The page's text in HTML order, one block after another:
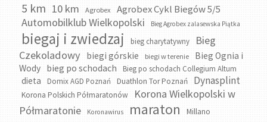
5 km 10 km Agrobex Agrobex Cykl Biegów 5/5
Automobilklub Wielkopolski Bieg Agrobex zalasewska Piątka
biegaj i zwiedzaj bieg charytatywny
Bieg
Czekoladowy
biegi górskie biegi w terenie
Bieg Ognia i
Wody bieg po schodach Bieg po schodach Collegium Altum
dieta Domix AGD Poznań Duathlon Tor Poznań Dynasplint
Korona Polskich Półmaratonów
Korona Wielkopolski w
Półmaratonie
Koronawirus maraton Millano